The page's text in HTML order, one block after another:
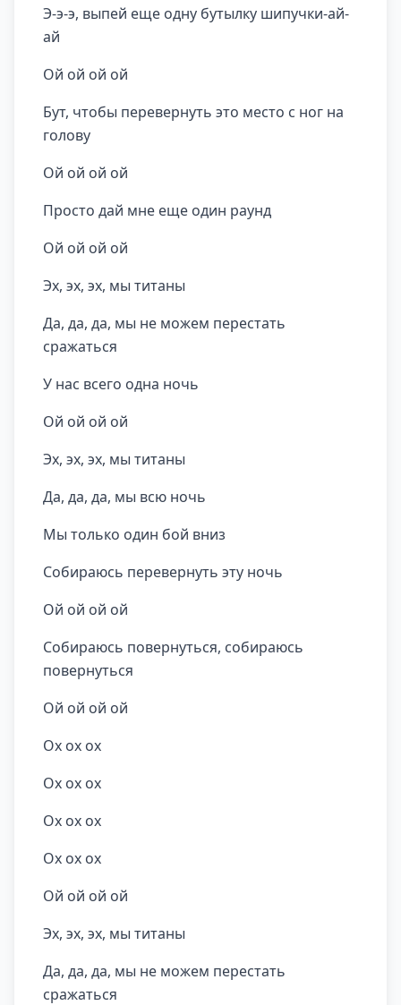
Э-э-э, выпей еще одну бутылку шипучки-ай-
ай
Ой ой ой ой
Бут, чтобы перевернуть это место с ног на
голову
Ой ой ой ой
Просто дай мне еще один раунд
Ой ой ой ой
Эх, эх, эх, мы титаны
Да, да, да, мы не можем перестать
сражаться
У нас всего одна ночь
Ой ой ой ой
Эх, эх, эх, мы титаны
Да, да, да, мы всю ночь
Мы только один бой вниз
Собираюсь перевернуть эту ночь
Ой ой ой ой
Собираюсь повернуться, собираюсь
повернуться
Ой ой ой ой
Ох ох ох
Ох ох ох
Ох ох ох
Ох ох ох
Ой ой ой ой
Эх, эх, эх, мы титаны
Да, да, да, мы не можем перестать
сражаться